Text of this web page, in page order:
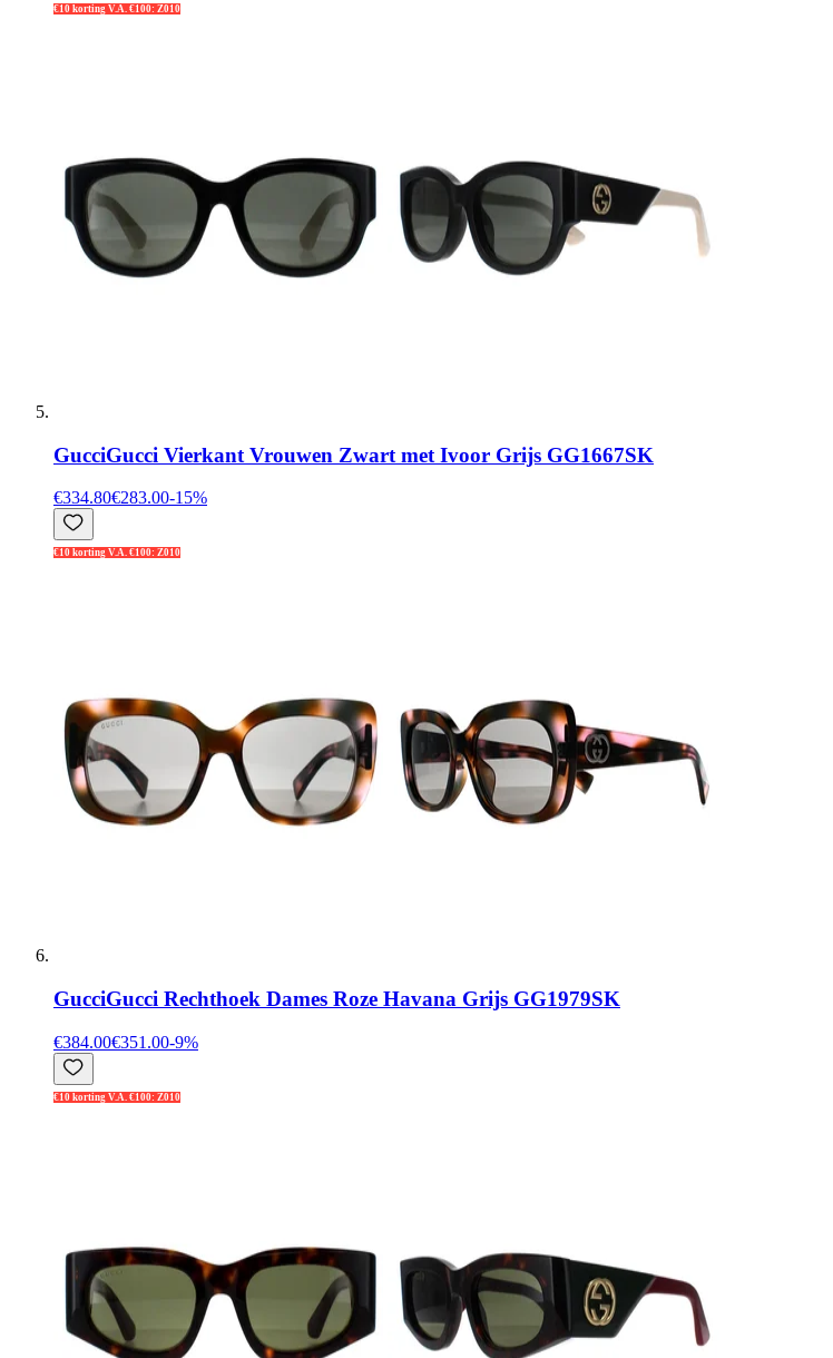
€10 korting V.A. €100: Z010
GucciGucci Vierkant Vrouwen Zwart met Ivoor Grijs GG1667SK
€334.80€283.00-15%
€10 korting V.A. €100: Z010
GucciGucci Rechthoek Dames Roze Havana Grijs GG1979SK
€384.00€351.00-9%
€10 korting V.A. €100: Z010